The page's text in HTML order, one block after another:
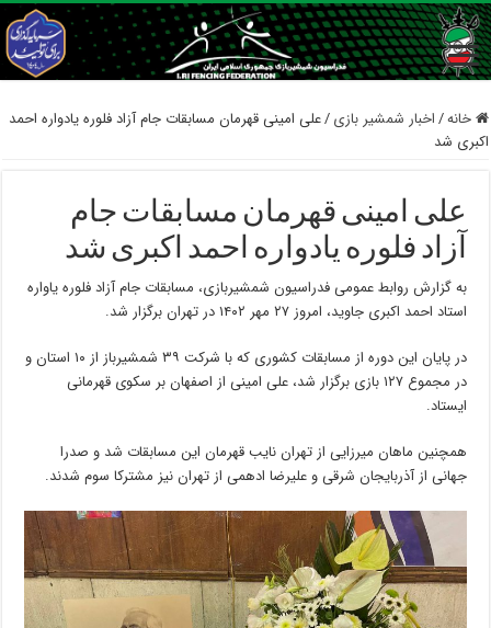
خانه/اخبار شمشیر بازی /علی امینی قهرمان مسابقات جام آزاد فلوره یادواره احمد
اکبری شد
علی امینی قهرمان مسابقات جام
آزاد فلوره یادواره احمد اکبری شد
به گزارش روابط عمومی فدراسیون شمشیربازی، مسابقات جام آزاد فلوره یاواره
استاد احمد اکبری جاوید، امروز ۲۷ مهر ۱۴۰۲ در تهران برگزار شد.
در پایان این دوره از مسابقات کشوری که با شرکت ۳۹ شمشیرباز از ۱۰ استان و
در مجموع ۱۲۷ بازی برگزار شد، علی امینی از اصفهان بر سکوی قهرمانی
ایستاد.
همچنین ماهان میرزایی از تهران نایب قهرمان این مسابقات شد و صدرا
جهانی از آذربایجان شرقی و علیرضا ادهمی از تهران نیز مشترکا سوم شدند.